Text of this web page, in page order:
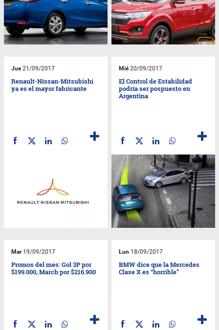
Jue21/09/2017
Renault-Nissan-Mitsubishi
ya es el mayor fabricante
Mié20/09/2017
El Control de Estabilidad
podría ser pospuesto en
Argentina
Mar19/09/2017
Promos del mes: Gol 3P por
$199.000, March por $216.900
Lun 18/09/2017
BMW dice que la Mercedes
Clase X es “horrible”